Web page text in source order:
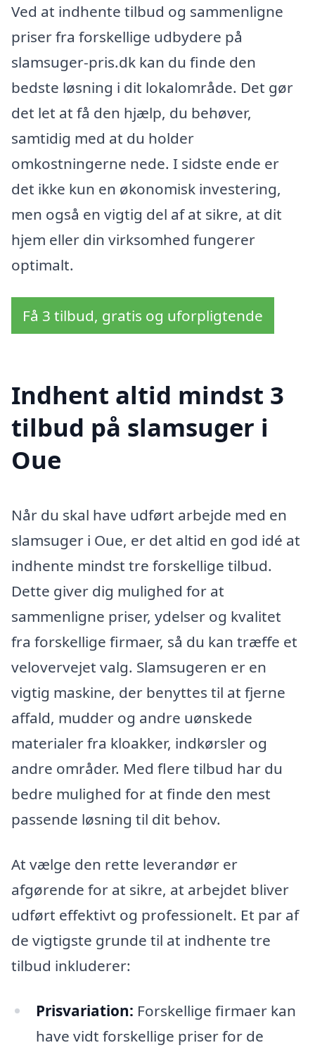
Ved at indhente tilbud og sammenligne
priser fra forskellige udbydere på
slamsuger-pris.dk kan du finde den
bedste løsning i dit lokalområde. Det gør
det let at få den hjælp, du behøver,
samtidig med at du holder
omkostningerne nede. I sidste ende er
det ikke kun en økonomisk investering,
men også en vigtig del af at sikre, at dit
hjem eller din virksomhed fungerer
optimalt.
Få 3 tilbud, gratis og uforpligtende
Indhent altid mindst 3
tilbud på slamsuger i
Oue
Når du skal have udført arbejde med en
slamsuger i Oue, er det altid en god idé at
indhente mindst tre forskellige tilbud.
Dette giver dig mulighed for at
sammenligne priser, ydelser og kvalitet
fra forskellige firmaer, så du kan træffe et
velovervejet valg. Slamsugeren er en
vigtig maskine, der benyttes til at fjerne
affald, mudder og andre uønskede
materialer fra kloakker, indkørsler og
andre områder. Med flere tilbud har du
bedre mulighed for at finde den mest
passende løsning til dit behov.
At vælge den rette leverandør er
afgørende for at sikre, at arbejdet bliver
udført effektivt og professionelt. Et par af
de vigtigste grunde til at indhente tre
tilbud inkluderer:
Prisvariation: Forskellige firmaer kan
have vidt forskellige priser for de